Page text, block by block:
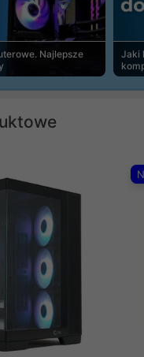
Najlepsze
Jaki